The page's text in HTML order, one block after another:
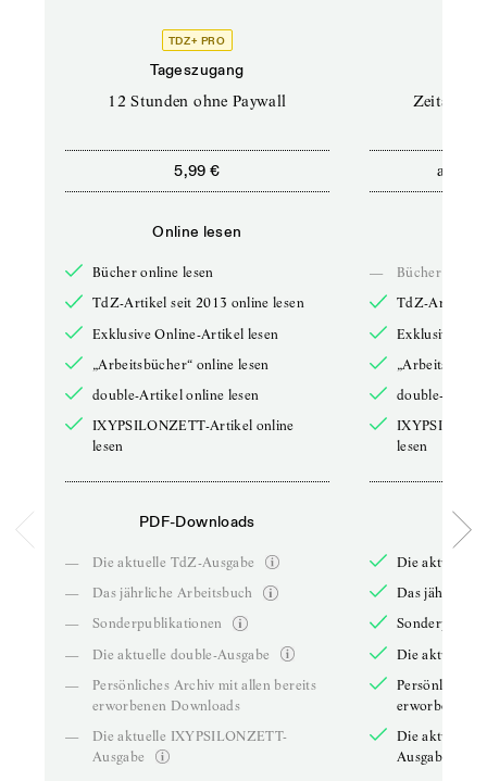
TDZ+ PRO
Tageszugang
12 Stunden ohne Paywall
5,99 €
Online lesen
Bücher online lesen
TdZ-Artikel seit 2013 online lesen
Exklusive Online-Artikel lesen
„Arbeitsbücher“ online lesen
double-Artikel online lesen
IXYPSILONZETT-Artikel online
lesen
PDF-Downloads
—
Die aktuelle TdZ-Ausgabe
—
Das jährliche Arbeitsbuch
—
Sonderpublikationen
—
Die aktuelle double-Ausgabe
—
Persönliches Archiv mit allen bereits
erworbenen Downloads
—
Die aktuelle IXYPSILONZETT-
Ausgabe
ab
—
Bücher online
TdZ-Artikel
Exklusive
double-
lesen
Die aktuelle
Das jährliche
Die aktuelle
Persönliches
erworbenen
Die aktuelle
Ausgabe